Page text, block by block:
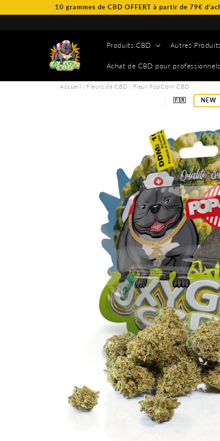
contenu
10 grammes de CBD OFFERT à partir de 79€ d’achat.
Produits CBD Autres
Achat de CBD pour professionnels
Accueil | Fleurs de CBD | Fleur PopCorn CBD
🇫🇷
NEW